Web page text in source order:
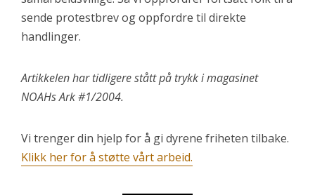
sende protestbrev og oppfordre til direkte
handlinger.
Artikkelen har tidligere stått på trykk i magasinet
NOAHs Ark #1/2004.
Vi trenger din hjelp for å gi dyrene friheten tilbake.
Klikk her for å støtte vårt arbeid.